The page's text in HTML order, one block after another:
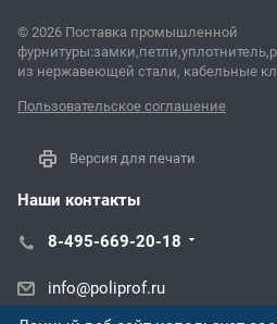
© 2026 Поставка промышленной
из нержавеющей стали, кабельные
Пользовательское соглашение
Версия для печати
Наши контакты
8-495-669-20-18
info@poliprof.ru